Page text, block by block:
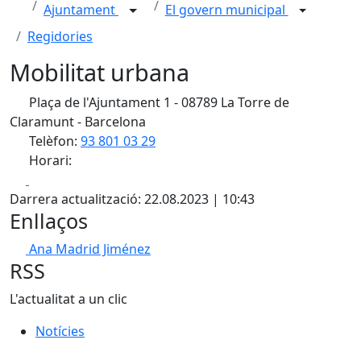
Ajuntament
El govern municipal
Regidories
Mobilitat urbana
Plaça de l'Ajuntament 1 - 08789 La Torre de
Claramunt - Barcelona
Telèfon: 93 801 03 29
Horari:
Darrera actualització: 22.08.2023 | 10:43
Enllaços
Ana Madrid Jiménez
RSS
L'actualitat a un clic
Notícies